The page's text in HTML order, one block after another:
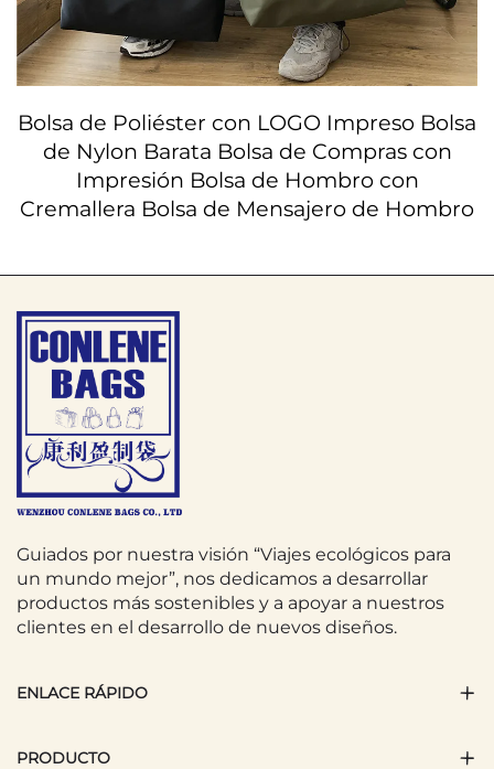
Bolsa de Poliéster con LOGO Impreso Bolsa
de Nylon Barata Bolsa de Compras con
Impresión Bolsa de Hombro con
Cremallera Bolsa de Mensajero de Hombro
Guiados por nuestra visión “Viajes ecológicos para
un mundo mejor”, nos dedicamos a desarrollar
productos más sostenibles y a apoyar a nuestros
clientes en el desarrollo de nuevos diseños.
ENLACE RÁPIDO
PRODUCTO